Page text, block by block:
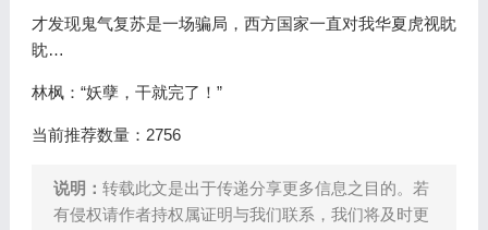
才发现鬼气复苏是一场骗局，西方国家一直对我华夏虎视眈
眈…
林枫：“妖孽，干就完了！”
当前推荐数量：2756
说明： 转载此文是出于传递分享更多信息之目的。若
有侵权请作者持权属证明与我们联系，我们将及时更